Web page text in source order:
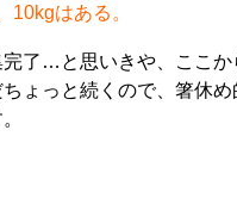
10kgはある。
完了…と思いきや、ここか
ょっと続くので、箸休